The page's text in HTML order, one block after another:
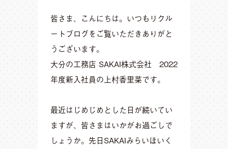
皆さま、こんにちは。いつもリクル
ートブログをご覧いただきありがと
うございます。
大分の工務店 SAKAI株式会社 2022
年度新入社員の上村香里菜です。
最近はじめじめとした日が続いてい
ますが、皆さまはいかがお過ごしで
しょうか。先日SAKAIみらいほいく